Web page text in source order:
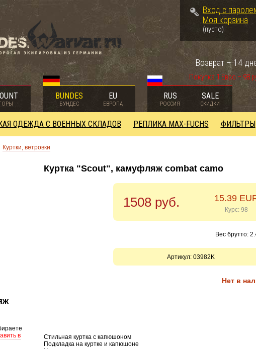
Вход с
Моя корзина
(пусто)
Покупка 1 Евро – 98
Возврат – 14
BUNDES
БУНДЕС
EU
ЕВРОПА
RUS
РОССИЯ
SALE
СКИДКИ
ОДЕЖДА С ВОЕННЫХ СКЛАДОВ РЕПЛИКА MAX-FUCHS ФИЛЬТРЫ
Куртки, ветровки
в
Куртка "Scout", камуфляж combat camo
1508 руб. 15.39
Курс: 98
Вес брутто:
Артикул: 03982K
Нет в
Стильная куртка с капюшоном
Подкладка на куртке и капюшоне